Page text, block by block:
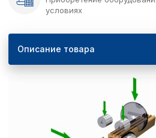
условиях
Описание товара